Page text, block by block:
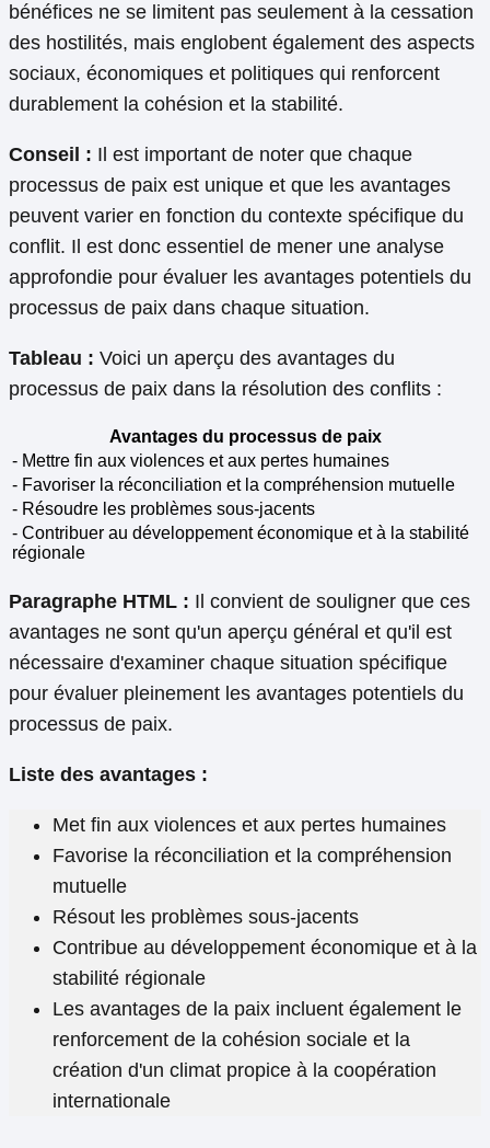
bénéfices ne se limitent pas seulement à la cessation
des hostilités, mais englobent également des aspects
sociaux, économiques et politiques qui renforcent
durablement la cohésion et la stabilité.
Conseil : Il est important de noter que chaque
processus de paix est unique et que les avantages
peuvent varier en fonction du contexte spécifique du
conflit. Il est donc essentiel de mener une analyse
approfondie pour évaluer les avantages potentiels du
processus de paix dans chaque situation.
Tableau : Voici un aperçu des avantages du
processus de paix dans la résolution des conflits :
Avantages du processus de paix
- Mettre fin aux violences et aux pertes humaines
- Favoriser la réconciliation et la compréhension mutuelle
- Résoudre les problèmes sous-jacents
- Contribuer au développement économique et à la stabilité
régionale
Paragraphe HTML : Il convient de souligner que ces
avantages ne sont qu'un aperçu général et qu'il est
nécessaire d'examiner chaque situation spécifique
pour évaluer pleinement les avantages potentiels du
processus de paix.
Liste des avantages :
Met fin aux violences et aux pertes humaines
Favorise la réconciliation et la compréhension
mutuelle
Résout les problèmes sous-jacents
Contribue au développement économique et à la
stabilité régionale
Les avantages de la paix incluent également le
renforcement de la cohésion sociale et la
création d'un climat propice à la coopération
internationale